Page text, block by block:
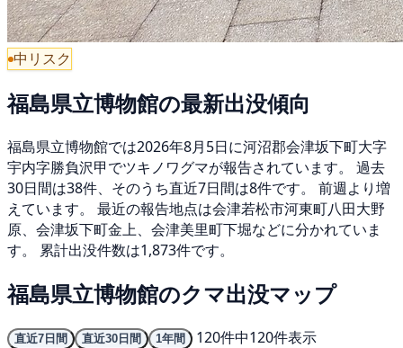
中リスク
福島県立博物館の最新出没傾向
福島県立博物館では2026年8月5日に河沼郡会津坂下町大字
宇内字勝負沢甲でツキノワグマが報告されています。 過去
30日間は38件、そのうち直近7日間は8件です。 前週より増
えています。 最近の報告地点は会津若松市河東町八田大野
原、会津坂下町金上、会津美里町下堀などに分かれていま
す。 累計出没件数は1,873件です。
福島県立博物館のクマ出没マップ
直近7日間 直近30日間 1年間
120件中120件表示